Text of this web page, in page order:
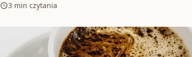
3 min czytania